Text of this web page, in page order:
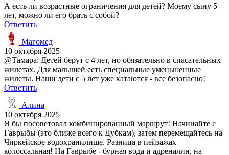
А есть ли возрастные ограничения для детей? Моему сыну 5
лет, можно ли его брать с собой?
Ответить
Магомед
10 октября 2025
@Тамара: Детей берут с 4 лет, но обязательно в спасательных
жилетах. Для малышей есть специальные уменьшенные
жилеты. Наши дети с 5 лет уже катаются - все безопасно!
Ответить
Алина
10 октября 2025
Я бы посоветовал комбинированный маршрут! Начинайте с
Гаврыбы (это ближе всего к Дубкам), затем перемещайтесь на
Чиркейское водохранилище. Разница в пейзажах
колоссальная! На Гаврыбе - бурная вода и адреналин, на